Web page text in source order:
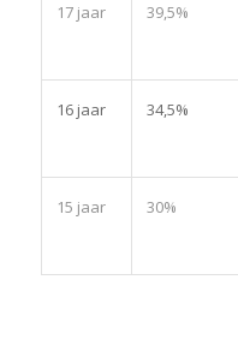
17 jaar 39,5%
16 jaar 34,5%
15 jaar 30%